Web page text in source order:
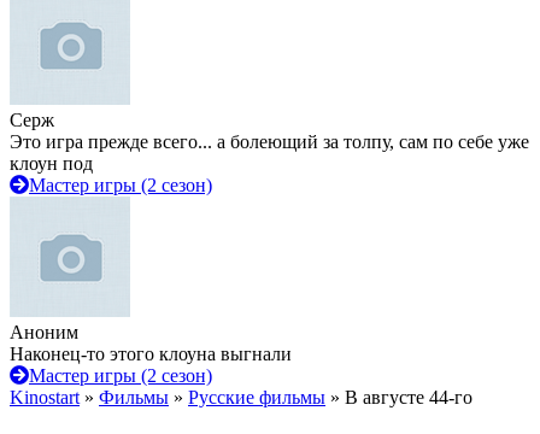
Серж
Это игра прежде всего... а болеющий за толпу, сам по себе уже
клоун под
Мастер игры (2 сезон)
Аноним
Наконец-то этого клоуна выгнали
Мастер игры (2 сезон)
Kinostart » Фильмы » Русские фильмы » В августе 44-го